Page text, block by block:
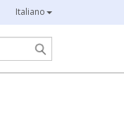
Italiano